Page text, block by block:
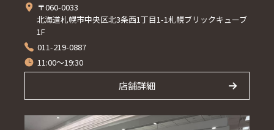
〒060-0033
北海道札幌市中央区北3条西1丁目1-1札幌ブリックキューブ
1F
011-219-0887
11:00～19:30
店舗詳細